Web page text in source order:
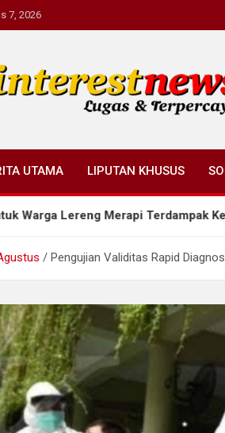
7, 2026
UTAMA LIPUTAN KHUSUS
Merapi Terdampak Kemarau
Pengujian Validitas Rapid